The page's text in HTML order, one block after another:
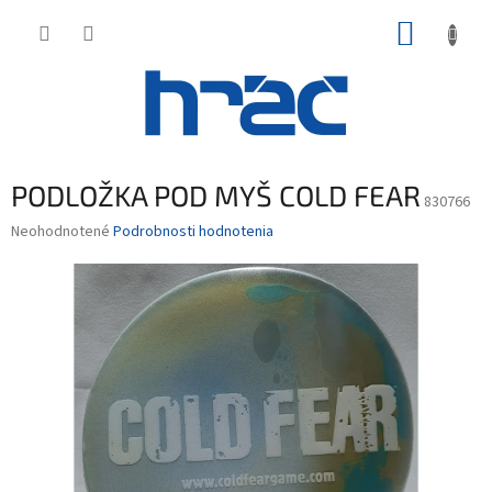
PODLOŽKA POD MYŠ COLD FEAR 830766
Priemerné
hviezdičiek.
Neohodnotené Podrobnosti hodnotenia